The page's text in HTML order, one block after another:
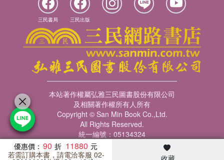
優惠價： 90 11880
若需訂購本書，請電洽客服 02- 收藏
三民書局 三民出版
本站著作權屬弘雅三民圖書股份有限公司
及相關著作權所有人所有
Copyright © San Min Book Co.,Ltd.
All Rights Reserved.
統一編號：05134324